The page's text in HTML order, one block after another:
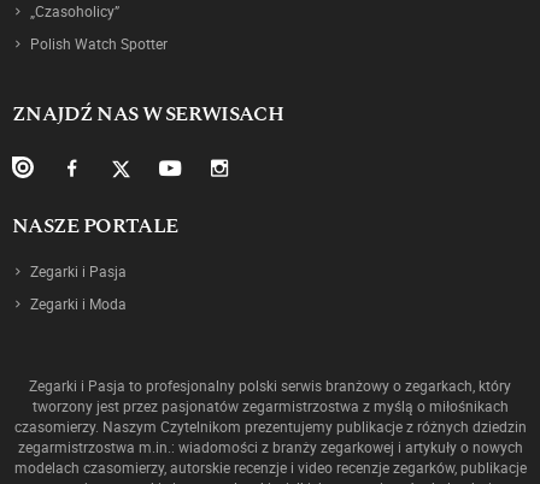
„Czasoholicy”
Polish Watch Spotter
ZNAJDŹ NAS W SERWISACH
NASZE PORTALE
Zegarki i Pasja
Zegarki i Moda
Zegarki i Pasja to profesjonalny polski serwis branżowy o zegarkach, który
tworzony jest przez pasjonatów zegarmistrzostwa z myślą o miłośnikach
czasomierzy. Naszym Czytelnikom prezentujemy publikacje z różnych dziedzin
zegarmistrzostwa m.in.: wiadomości z branży zegarkowej i artykuły o nowych
modelach czasomierzy, autorskie recenzje i video recenzje zegarków, publikacje